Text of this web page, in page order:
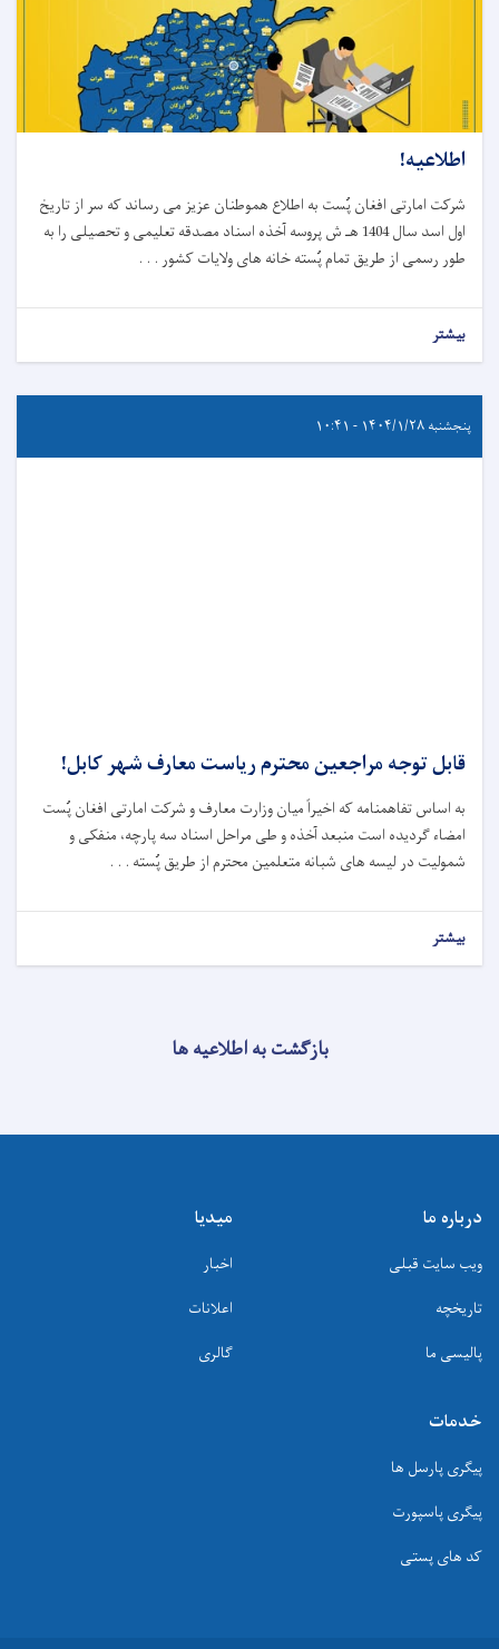
اطلاعیه!
شرکت امارتی افغان پُست به اطلاع هموطنان عزیز می رساند که سر از تاریخ
اول اسد سال 1404 هـ ش پروسه آخذه اسناد مصدقه تعلیمی و تحصیلی را به
طور رسمی از طریق تمام پُسته خانه های ولایات کشور . . .
بیشتر
پنجشنبه ۱۴۰۴/۱/۲۸ - ۱۰:۴۱
قابل توجه مراجعین محترم ریاست معارف شهر کابل!
به اساس تفاهمنامه که اخیراً میان وزارت معارف و شرکت امارتی افغان پُست
امضاء گردیده است منبعد آخذه و طی مراحل اسناد سه پارچه، منفکی و
شمولیت در لیسه های شبانه متعلمین محترم از طریق پُسته . . .
بیشتر
بازگشت به اطلاعیه ها
درباره ما
ویب سایت قبلی
تاریخچه
پالیسی ما
میدیا
اخبار
اعلانات
گالری
خدمات
پیگری پارسل ها
پیگری پاسپورت
کد های پستی